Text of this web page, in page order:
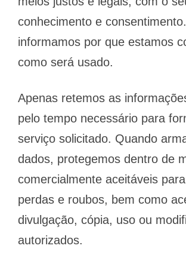
conhecimento e
informamos por que estamos
como será usado.
Apenas retemos as
pelo tempo necessário para
serviço solicitado. Quando
dados, protegemos dentro de
comercialmente aceitáveis
perdas e roubos, bem como
divulgação, cópia, uso ou
autorizados.